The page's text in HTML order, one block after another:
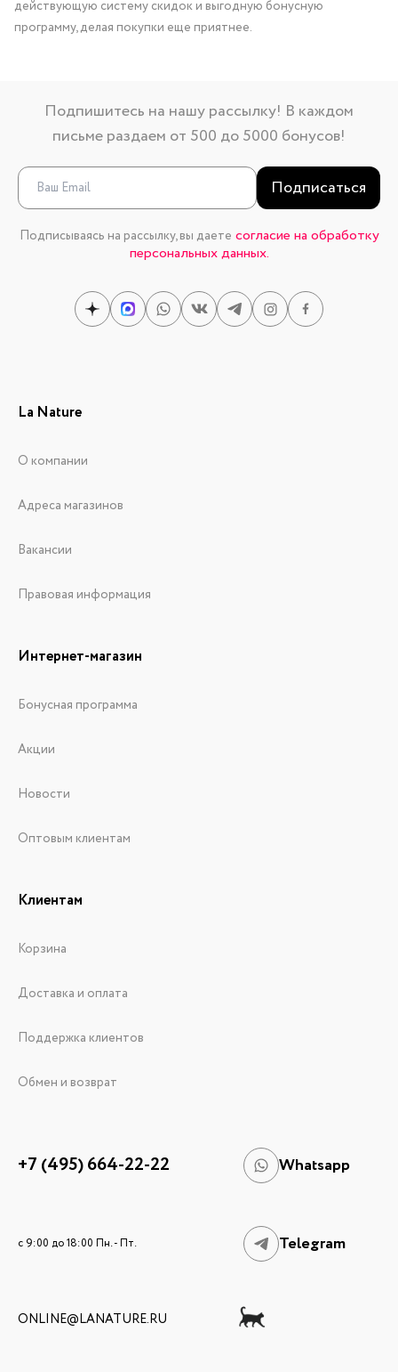
действующую систему скидок и выгодную бонусную
программу, делая покупки еще приятнее.
Подпишитесь на нашу рассылку! В каждом
письме раздаем от 500 до 5000 бонусов!
Подписаться
Подписываясь на рассылку, вы даете согласие на обработку
персональных данных.
La Nature
О компании
Адреса магазинов
Вакансии
Правовая информация
Интернет-магазин
Бонусная программа
Акции
Новости
Оптовым клиентам
Клиентам
Корзина
Доставка и оплата
Поддержка клиентов
Обмен и возврат
+7 (495) 664-22-22 Whatsapp
c 9:00 до 18:00 Пн. - Пт. Telegram
ONLINE@LANATURE.RU